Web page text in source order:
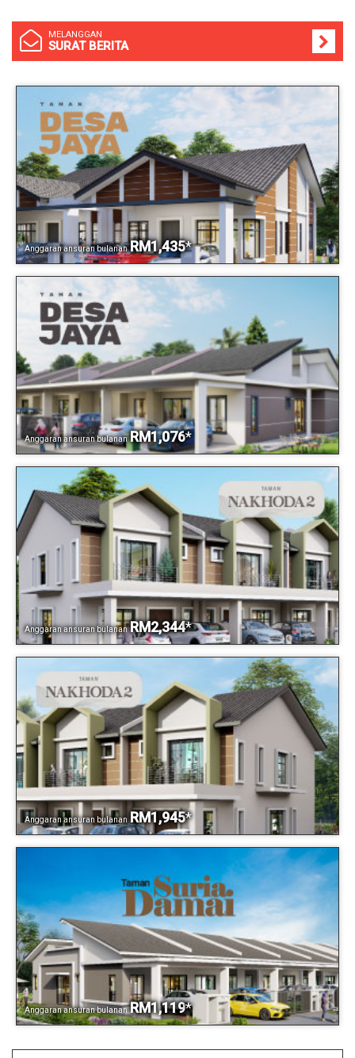
MELANGGAN
SURAT BERITA
Anggaran ansuran bulanan RM1,435*
Anggaran ansuran bulanan RM1,076*
Anggaran ansuran bulanan RM2,344*
Anggaran ansuran bulanan RM1,945*
Anggaran ansuran bulanan RM1,119*